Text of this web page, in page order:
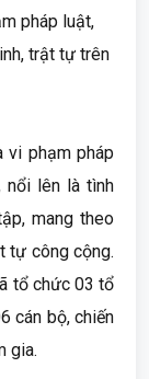
pháp luật,
trật tự trên
vi phạm pháp
nổi lên là tình
mang theo
tự công cộng.
tổ chức 03 tổ
cán bộ, chiến
gia.